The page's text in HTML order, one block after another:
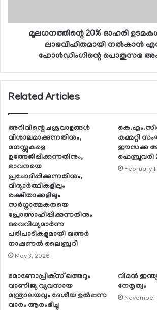
മൂലധനത്തിന്റെ 20% ഓഹരി
ലാഭവിഹിതമായി നല്‍കാന്‍
ഹോള്‍ഡിംഗിന്റെ പൊതുസഭ
Related Articles
അറിവിന്റെ ചക്രവാളങ്ങള്‍
വിശാലമാക്കുന്നതിനും,
മനസ്സുകളെ
ഉത്തേജിപ്പിക്കുന്നതിനും,
ഭാവനയെ
പ്രചോദിപ്പിക്കുന്നതിനും,
വിദ്യാര്‍ത്ഥികളിലും
രക്ഷിതാക്കളിലും
സര്‍ഗ്ഗാത്മകതയെ
പ്രോത്സാഹിപ്പിക്കുന്നതിനും
വൈവിധ്യമാര്‍ന്ന
പരിപാടികളുമായി ഖത്തര്‍
നാഷണല്‍ ലൈബ്രറി
May 3, 2026
കമ്മറ്റി
ഈസക്ക
ഫെബ്രുവരി
February
മോണോപ്രിക്‌സ് ഖത്തറും
വാണിജ്യ വ്യവസായ
മന്ത്രാലയവും ദേശീയ ഉല്‍പ്പന്ന
വാരം ആരംഭിച്ചു
വിമന്‍
നേതൃത്വം
November